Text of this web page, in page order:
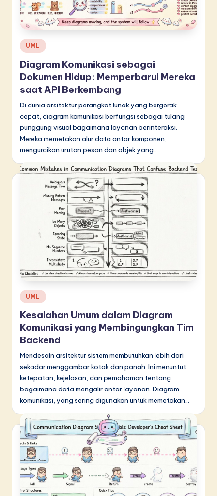
d
o
n
e
si
a
n
-
L
a
t
&
S
o
f
t
w
a
r
I
n
n
o
v
Posted
in
UML
Diagram Komunikasi sebagai
Dokumen Hidup: Memperbarui Mereka
saat API Berkembang
Di dunia arsitektur perangkat lunak yang bergerak
cepat, diagram komunikasi berfungsi sebagai tulang
punggung visual bagaimana layanan berinteraksi.
Mereka memetakan alur data antar komponen,
menguraikan urutan pesan dan objek yang…
Posted
in
UML
Kesalahan Umum dalam Diagram
Komunikasi yang Membingungkan Tim
Backend
Mendesain arsitektur sistem membutuhkan lebih dari
sekadar menggambar kotak dan panah. Ini menuntut
ketepatan, kejelasan, dan pemahaman tentang
bagaimana data mengalir antar layanan. Diagram
komunikasi, yang sering digunakan untuk memetakan…